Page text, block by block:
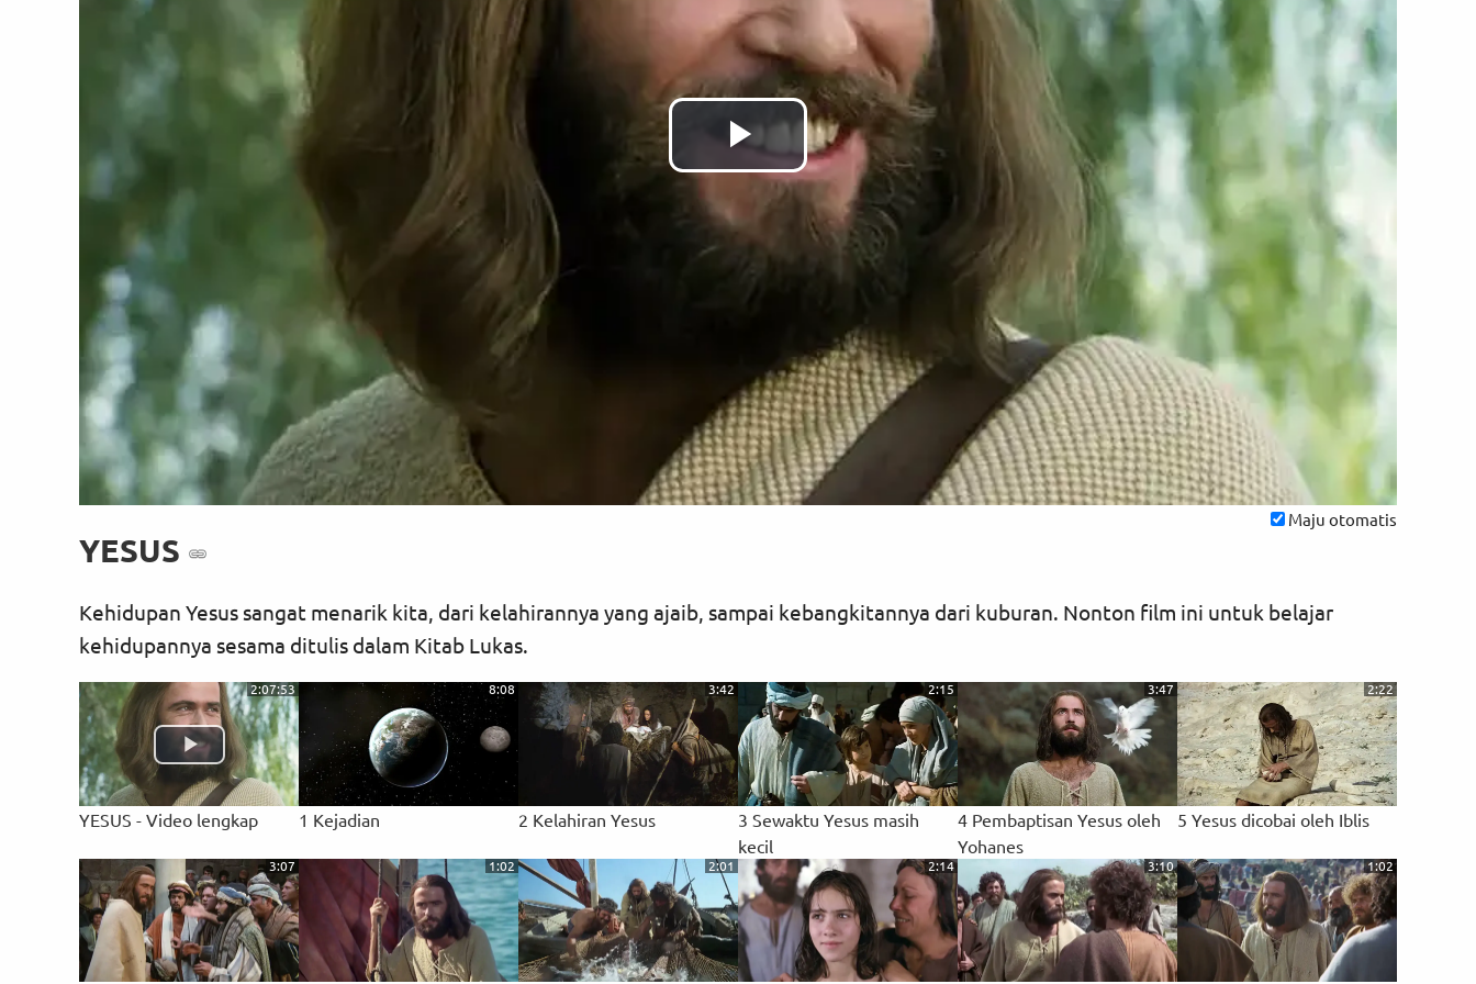
Putar
Video
Maju otomatis
YESUS
Kehidupan Yesus sangat menarik kita, dari kelahirannya yang ajaib, sampai kebangkitannya dari kuburan. Nonton film ini untuk belajar
kehidupannya sesama ditulis dalam Kitab Lukas.
2:07:53
YESUS - Video lengkap
8:08
1 Kejadian
3:42
2 Kelahiran Yesus
2:15
3 Sewaktu Yesus masih
kecil
3:47
4 Pembaptisan Yesus oleh
Yohanes
2:22
5 Yesus dicobai oleh Iblis
3:07 1:02 2:01 2:14 3:10 1:02